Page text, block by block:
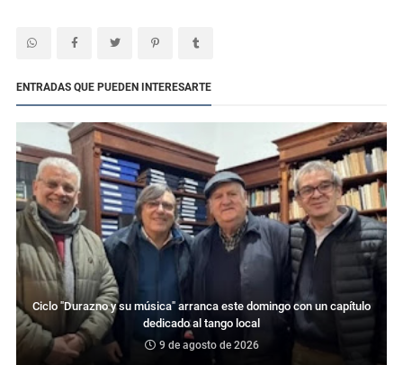
ENTRADAS QUE PUEDEN INTERESARTE
Ciclo "Durazno y su música" arranca este domingo con un capítulo
dedicado al tango local
9 de agosto de 2026